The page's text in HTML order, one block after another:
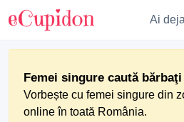
Ai
Femei singure caută bărbaţi
Vorbește cu femei singure din
online în toată România.